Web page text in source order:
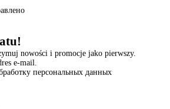
nowości i promocje jako pierwszy.
e-mail.
персональных данных